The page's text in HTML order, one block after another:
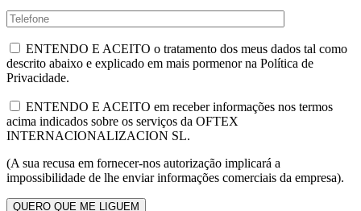
ENTENDO E ACEITO o tratamento dos meus dados tal como
descrito abaixo e explicado em mais pormenor na Política de
Privacidade.
ENTENDO E ACEITO em receber informações nos termos
acima indicados sobre os serviços da OFTEX
INTERNACIONALIZACION SL.
(A sua recusa em fornecer-nos autorização implicará a
impossibilidade de lhe enviar informações comerciais da empresa).